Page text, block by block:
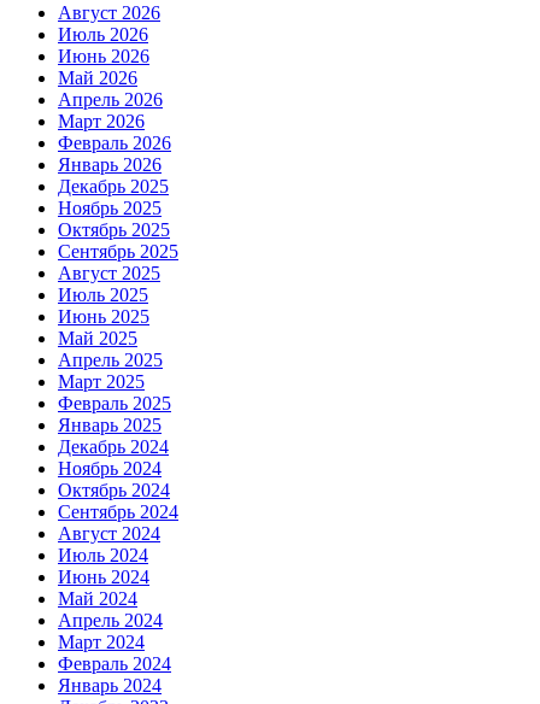
Август 2026
Июль 2026
Июнь 2026
Май 2026
Апрель 2026
Март 2026
Февраль 2026
Январь 2026
Декабрь 2025
Ноябрь 2025
Октябрь 2025
Сентябрь 2025
Август 2025
Июль 2025
Июнь 2025
Май 2025
Апрель 2025
Март 2025
Февраль 2025
Январь 2025
Декабрь 2024
Ноябрь 2024
Октябрь 2024
Сентябрь 2024
Август 2024
Июль 2024
Июнь 2024
Май 2024
Апрель 2024
Март 2024
Февраль 2024
Январь 2024